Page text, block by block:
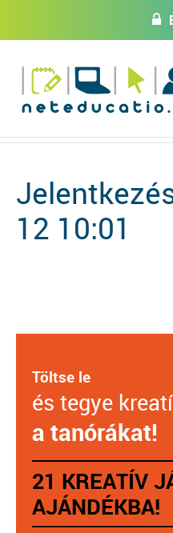
w
12 10:01
Töltse le
és tegye
a tanórákat!
21 KREATÍV
AJÁNDÉKBA!